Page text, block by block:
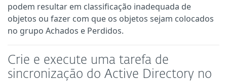
podem resultar em classificação inadequada de
objetos ou fazer com que os objetos sejam colocados
no grupo Achados e Perdidos.
Crie e execute uma tarefa de
sincronização do Active Directory no